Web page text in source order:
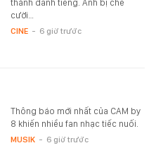
thành danh tiếng. Anh bị chê
cười…
CINE - 6 giờ trước
Thông báo mới nhất của CAM by
8 khiến nhiều fan nhạc tiếc nuối.
MUSIK - 6 giờ trước